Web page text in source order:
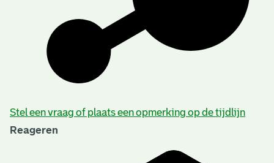
Stel een vraag of plaats een opmerking op de tijdlijn
Reageren